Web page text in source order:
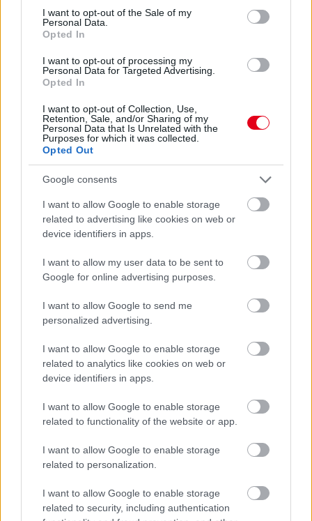
consent section.
I want to opt-out of the Sale of my
Personal Data.
Opted In
I want to opt-out of processing my
Personal Data for Targeted Advertising.
Opted In
I want to opt-out of Collection, Use,
Retention, Sale, and/or Sharing of my
Personal Data that Is Unrelated with the
Purposes for which it was collected.
Opted Out
Google consents
I want to allow Google to enable storage
related to advertising like cookies on web or
device identifiers in apps.
I want to allow my user data to be sent to
Google for online advertising purposes.
I want to allow Google to send me
personalized advertising.
I want to allow Google to enable storage
related to analytics like cookies on web or
device identifiers in apps.
I want to allow Google to enable storage
related to functionality of the website or app.
I want to allow Google to enable storage
related to personalization.
I want to allow Google to enable storage
related to security, including authentication
Balogh Tamás
Ilyen lehet a jövő F1-es szabályrendszere
Domenicali szerint
Miközben még az idén bevezetett szabályrendszert is
hallatán, már javában zajlanak a háttérben az egyeztetések a
következő, vélhetően 2031-től induló ciklus kapcsán is. Az FIA-
elnök Mohammed ben Sulayem már kijelentette, hogy
komponens pedig megmaradna, de vajon mit gondol erről az
F1 vezérigazgatója?
Stefano Domenicali a nemrégiben a Formula.hu részvételével
tartott kerekasztal-beszélgetés során elmondta: a technikai
előírások terén az FIA-é a végső döntés, de persze az
a versenyzőket és a rajongókat egyaránt. Ami pedig az irányt